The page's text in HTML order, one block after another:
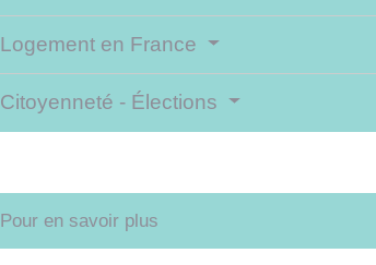
Logement en France
Citoyenneté - Élections
Pour en savoir plus